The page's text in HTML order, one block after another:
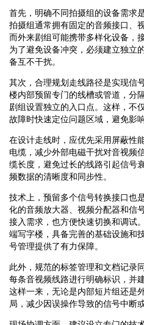
首先，明确不同拍摄组的设备需求
拍摄组通常拥有固定的音频接口、
而外来剧组可能携带多样化设备，
为了避免设备冲突，必须建立独立
备互不干扰。
其次，合理规划走线路径是实现信
楼内部预留专门的线槽或管道，分
剧组设置独立的入口点。这样，不
故障时快速定位问题区域，避免影
在设计走线时，应优先采用屏蔽性
电缆，减少外部电磁干扰对音视频
缆长度，避免过长的线路引起信号
频数据的清晰度和同步性。
技术上，预留多个信号转换接口也
化的音频放大器、视频分配器和信
接入需求，也方便快速切换和调试
端写字楼，具备完善的基础设施和
号管理提供了有力保障。
此外，规范的标签管理和文档记录
每条音视频线路进行明确标识，并
这样一来，无论是内部短片组还是
局，减少因误操作导致的信号中断